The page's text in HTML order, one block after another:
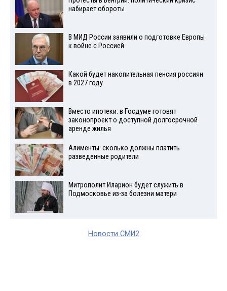
набирает обороты
В МИД России заявили о подготовке Европы
к войне с Россией
Какой будет накопительная пенсия россиян
в 2027 году
Вместо ипотеки: в Госдуме готовят
законопроект о доступной долгосрочной
аренде жилья
Алименты: сколько должны платить
разведенные родители
Митрополит Иларион будет служить в
Подмосковье из-за болезни матери
Новости СМИ2